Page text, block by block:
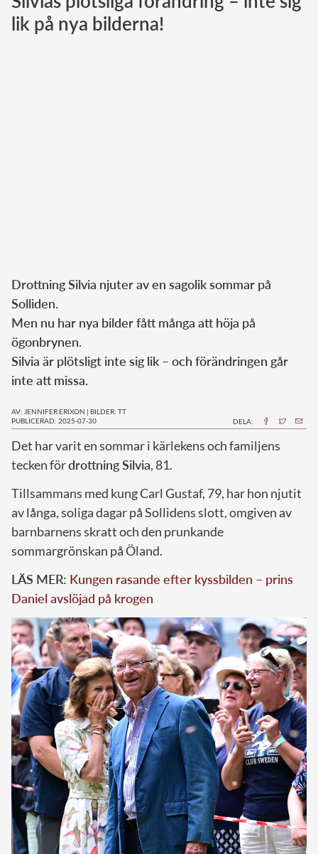
Norska kungahuset
lik på nya bilderna!
Drottning Silvia njuter av en sagolik sommar på
Solliden.
Men nu har nya bilder fått många att höja på
ögonbrynen.
Silvia är plötsligt inte sig lik – och förändringen går
inte att missa.
AV: JENNIFER ERIXON | BILDER: TT
PUBLICERAD: 2025-07-30
DELA:
Det har varit en sommar i kärlekens och familjens
tecken fördrottning Silvia, 81.
Tillsammans med kung Carl Gustaf, 79, har hon njutit
av långa, soliga dagar på Sollidens slott, omgiven av
barnbarnens skratt och den prunkande
sommargrönskan på Öland.
LÄS MER: Kungen rasande efter kyssbilden – prins
Daniel avslöjad på krogen